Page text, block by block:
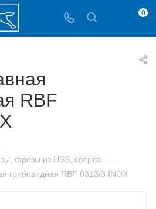
0
RBF
фрезы из HSS, сверла —
грибовидная RBF 0313/3 INOX